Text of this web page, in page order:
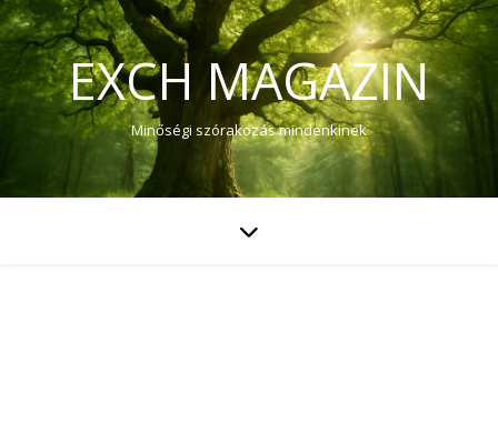
EXCH MAGAZIN
Minőségi szórakozás mindenkinek